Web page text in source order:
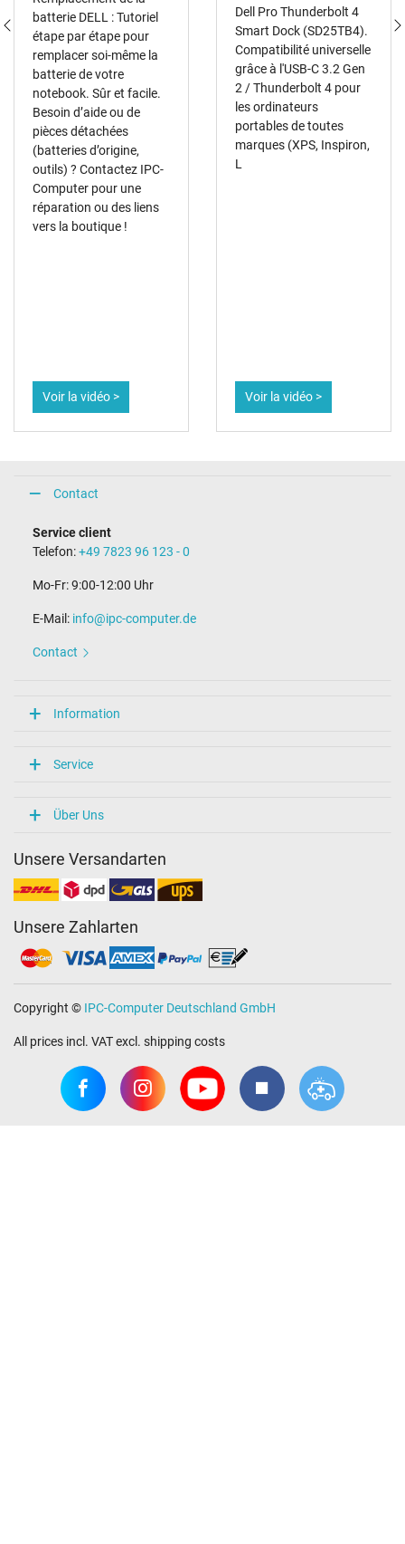
batterie DELL : Tutoriel
étape par étape pour
remplacer soi-même la
batterie de votre
notebook. Sûr et facile.
Besoin d’aide ou de
pièces détachées
(batteries d’origine,
outils) ? Contactez IPC-
Computer pour une
réparation ou des liens
vers la boutique !
Voir la vidéo >
Dell Pro Thunderbolt 4
Smart Dock (SD25TB4).
Compatibilité universelle
grâce à l'USB-C 3.2 Gen
2 / Thunderbolt 4 pour
les ordinateurs
portables de toutes
marques (XPS, Inspiron,
L
Voir la vidéo >
Contact
Service client
Telefon:+49 7823 96 123 - 0
Mo-Fr: 9:00-12:00 Uhr
E-Mail: info@ipc-computer.de
Contact
Information
Service
Über Uns
Unsere Versandarten
Unsere Zahlarten
Copyright © IPC-Computer Deutschland GmbH
All prices incl. VAT excl. shipping costs